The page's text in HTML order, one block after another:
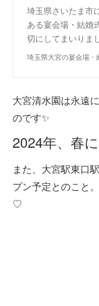
埼玉県さいたま市
ある宴会場・結婚
切にしてまいりま
埼玉県大宮の宴会場
大宮清水園は永遠
のです✨
2024年、春
また、大宮駅東口
プン予定とのこと
♡